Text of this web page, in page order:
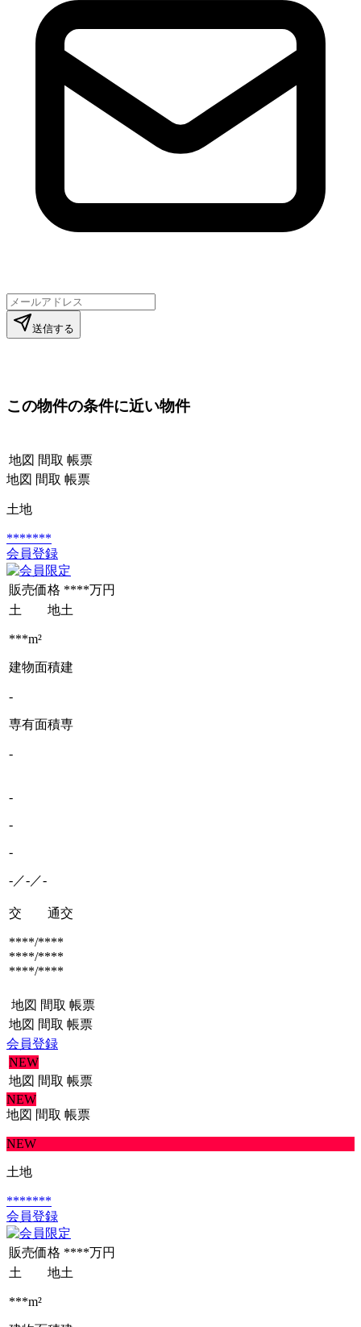
送信する
この物件の条件に近い物件
地図 間取 帳票
地図 間取 帳票
土地
*******
会員登録
販売価格 ****万円
土 地土
***m²
建物面積建
-
専有面積専
-
-
-
-
-／-／-
交 通交
****/****
****/****
****/****
地図 間取 帳票
地図 間取 帳票
会員登録
NEW
地図 間取 帳票
NEW
地図 間取 帳票
NEW
土地
*******
会員登録
販売価格 ****万円
土 地土
***m²